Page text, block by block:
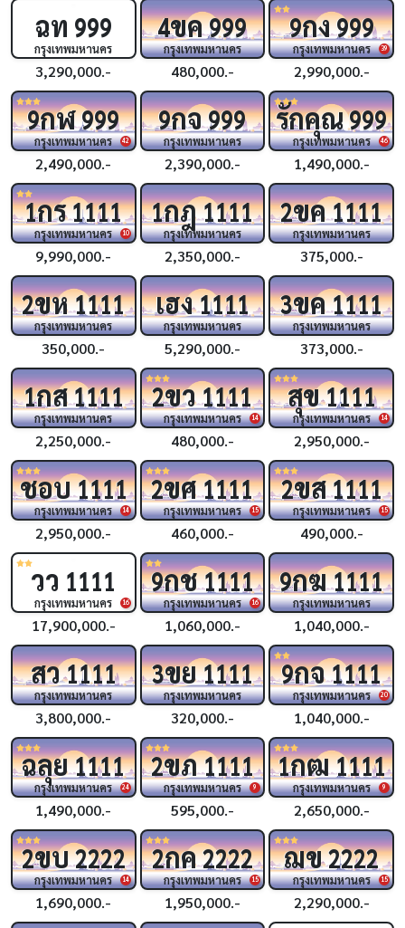
ฉท 999
กรุงเทพมหานคร
3,290,000.-
4ขค999
กรุงเทพมหานคร
480,000.-
39
9กง999
กรุงเทพมหานคร
2,990,000.-
42
9กฬ999
กรุงเทพมหานคร
2,490,000.-
9กจ999
กรุงเทพมหานคร
2,390,000.-
46
รักคุณ999
กรุงเทพมหานคร
1,490,000.-
10
1กร1111
กรุงเทพมหานคร
9,990,000.-
1กฎ1111
กรุงเทพมหานคร
2,350,000.-
2ขค1111
กรุงเทพมหานคร
375,000.-
2ขห1111
กรุงเทพมหานคร
350,000.-
เฮง1111
กรุงเทพมหานคร
5,290,000.-
3ขค1111
กรุงเทพมหานคร
373,000.-
1กส1111
กรุงเทพมหานคร
2,250,000.-
14
2ขว1111
กรุงเทพมหานคร
480,000.-
14
สุข1111
กรุงเทพมหานคร
2,950,000.-
14
ชอบ1111
กรุงเทพมหานคร
2,950,000.-
15
2ขศ1111
กรุงเทพมหานคร
460,000.-
15
2ขส1111
กรุงเทพมหานคร
490,000.-
16
วว 1111
กรุงเทพมหานคร
17,900,000.-
16
9กช1111
กรุงเทพมหานคร
1,060,000.-
9กฆ1111
กรุงเทพมหานคร
1,040,000.-
สว1111
กรุงเทพมหานคร
3,800,000.-
3ขย1111
กรุงเทพมหานคร
320,000.-
20
9กจ1111
กรุงเทพมหานคร
1,040,000.-
24
ฉลุย1111
กรุงเทพมหานคร
1,490,000.-
9
2ขภ1111
กรุงเทพมหานคร
595,000.-
9
1กฒ1111
กรุงเทพมหานคร
2,650,000.-
14
2ขบ2222
กรุงเทพมหานคร
1,690,000.-
15
2กค2222
กรุงเทพมหานคร
1,950,000.-
15
ฌข2222
กรุงเทพมหานคร
2,290,000.-